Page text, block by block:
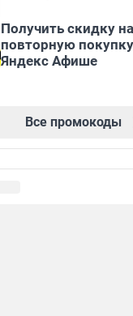
Получить скидку
повторную
Яндекс Афише
Все промокоды